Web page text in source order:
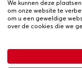
Algemene
•Livraison
We kunnen deze
om onze website te
om u een geweldige
over de cookies die we